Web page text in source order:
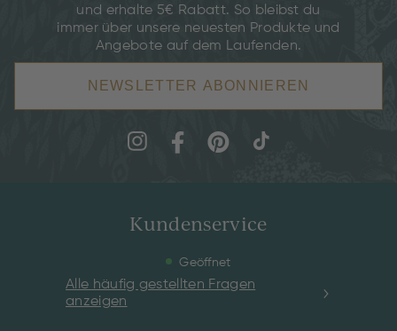
und erhalte 5€ Rabatt. So bleibst du
immer über unsere neuesten Produkte und
Angebote auf dem Laufenden.
NEWSLETTER ABONNIEREN
Kundenservice
Geöffnet
Alle häufig gestellten Fragen
anzeigen